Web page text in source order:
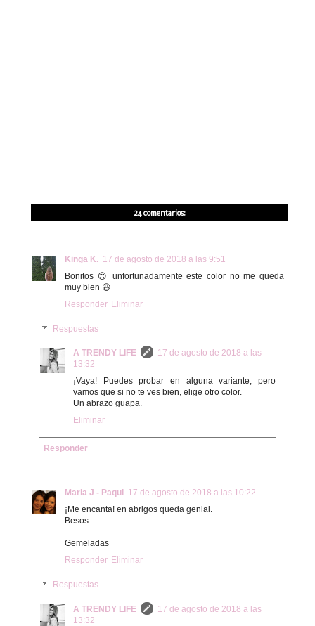
24 comentarios:
Kinga K. 17 de agosto de 2018 a las 9:51
Bonitos 😍 unfortunadamente este color no me queda
muy bien 😃
Responder Eliminar
Respuestas
A TRENDY LIFE
17 de agosto de 2018 a las
13:32
¡Vaya! Puedes probar en alguna variante, pero
vamos que si no te ves bien, elige otro color.
Un abrazo guapa.
Eliminar
Responder
Maria J - Paqui 17 de agosto de 2018 a las 10:22
¡Me encanta! en abrigos queda genial.
Besos.
Gemeladas
Responder Eliminar
Respuestas
A TRENDY LIFE
17 de agosto de 2018 a las
13:32